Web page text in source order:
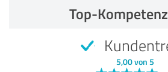
Top-
5,00 von 5